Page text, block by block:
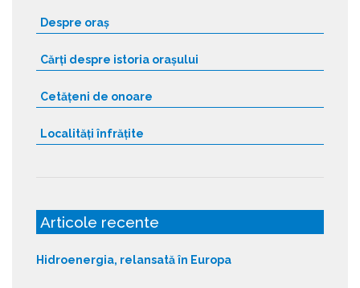
Despre oraș
Cărți despre istoria orașului
Cetățeni de onoare
Localități înfrățite
Articole recente
Hidroenergia, relansată în Europa